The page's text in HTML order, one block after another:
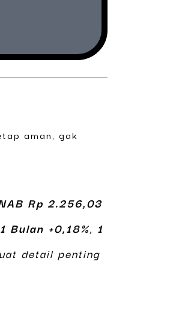
aman, gak
Rp 2.256,03
1 Bulan +0,18%, 1
detail penting